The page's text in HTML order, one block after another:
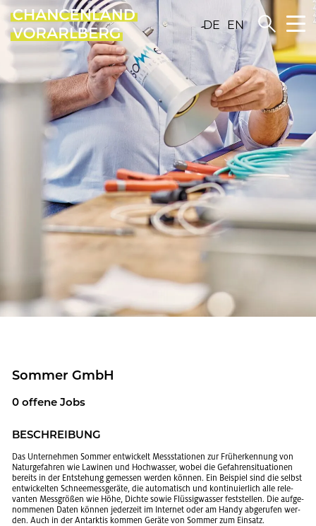
DE EN
Som­mer GmbH
0 of­fe­ne Jobs
BE­SCHREI­BUNG
Das Un­ter­neh­men Som­mer ent­wi­ckelt Mess­sta­tio­nen zur Früh­erken­nung von
Na­tur­ge­fah­ren wie La­wi­nen und Hoch­was­ser, wobei die Ge­fah­ren­si­tua­tio­nen
be­reits in der Ent­ste­hung ge­mes­sen wer­den kön­nen. Ein Bei­spiel sind die selbst
ent­wi­ckel­ten Schnee­mess­ge­rä­te, die au­to­ma­tisch und kon­ti­nu­ier­lich alle re­le­
van­ten Mess­grö­ßen wie Höhe, Dich­te sowie Flüs­sig­was­ser fest­stel­len. Die auf­ge­
nom­me­nen Daten kön­nen je­der­zeit im In­ter­net oder am Handy ab­ge­ru­fen wer­
den. Auch in der Ant­ark­tis kom­men Ge­rä­te von Som­mer zum Ein­satz.